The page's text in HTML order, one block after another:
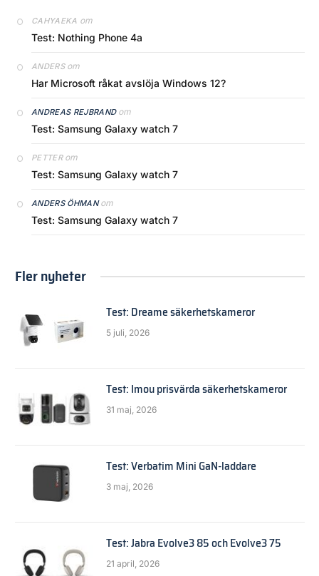
CAHYAEKA om
Test: Nothing Phone 4a
ANDERSom
Har Microsoft råkat avslöja Windows 12?
ANDREAS REJBRANDom
Test: Samsung Galaxy watch 7
PETTERom
Test: Samsung Galaxy watch 7
ANDERS ÖHMANom
Test: Samsung Galaxy watch 7
Fler nyheter
Test: Dreame säkerhetskameror
5 juli, 2026
Test: Imou prisvärda säkerhetskameror
31 maj, 2026
Test: Verbatim Mini GaN-laddare
3 maj, 2026
Test: Jabra Evolve3 85 och Evolve3 75
21 april, 2026